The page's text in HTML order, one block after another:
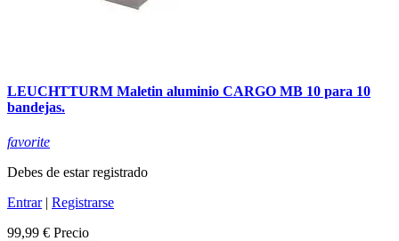
LEUCHTTURM Maletin aluminio CARGO MB 10 para 10
bandejas.
favorite
Debes de estar registrado
Entrar| Registrarse
99,99 € Precio